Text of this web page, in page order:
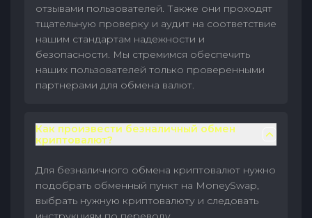
отзывами пользователей. Также они проходят
тщательную проверку и аудит на соответствие
нашим стандартам надежности и
безопасности. Мы стремимся обеспечить
наших пользователей только проверенными
партнерами для обмена валют.
Как произвести безналичный обмен
криптовалют?
Для безналичного обмена криптовалют нужно
подобрать обменный пункт на MoneySwap,
выбрать нужную криптовалюту и следовать